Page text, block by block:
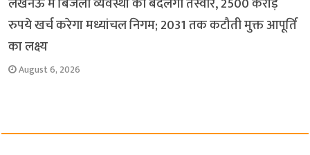
रुपये खर्च करेगा मध्यांचल निगम; 2031 तक कटौती मुक्त आपूर्ति
का लक्ष्य
August 6, 2026